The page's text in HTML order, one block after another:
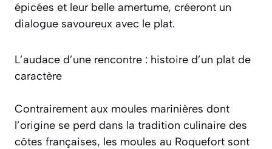
épicées et leur belle amertume, créeront un
dialogue savoureux avec le plat.
L’audace d’une rencontre : histoire d’un plat de
caractère
Contrairement aux moules marinières dont
l’origine se perd dans la tradition culinaire des
côtes françaises, les moules au Roquefort sont